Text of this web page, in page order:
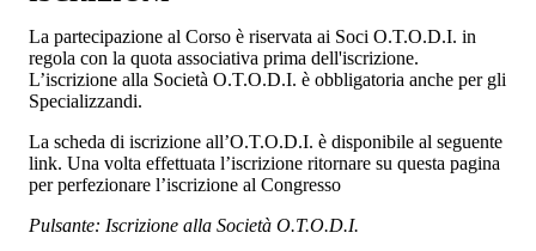
La partecipazione al Corso è riservata ai Soci O.T.O.D.I. in
regola con la quota associativa prima dell'iscrizione.
L’iscrizione alla Società O.T.O.D.I. è obbligatoria anche per gli
Specializzandi.
La scheda di iscrizione all’O.T.O.D.I. è disponibile al seguente
link. Una volta effettuata l’iscrizione ritornare su questa pagina
per perfezionare l’iscrizione al Congresso
Pulsante: Iscrizione alla Società O.T.O.D.I.